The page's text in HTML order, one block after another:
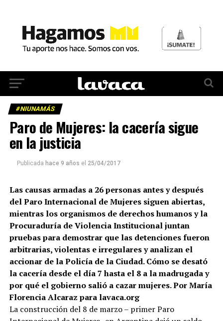
#NIUNAMÁS
Paro de Mujeres: la cacería sigue
en la justicia
Publicada hace 9 años el 25/04/2017
Las causas armadas a 26 personas antes y después
del Paro Internacional de Mujeres siguen abiertas,
mientras los organismos de derechos humanos y la
Procuraduría de Violencia Institucional juntan
pruebas para demostrar que las detenciones fueron
arbitrarias, violentas e irregulares y analizan el
accionar de la Policía de la Ciudad. Cómo se desató
la cacería desde el día 7 hasta el 8 a la madrugada y
por qué el gobierno salió a cazar mujeres. Por María
Florencia Alcaraz para lavaca.org
La construcción del 8 de marzo – primer Paro